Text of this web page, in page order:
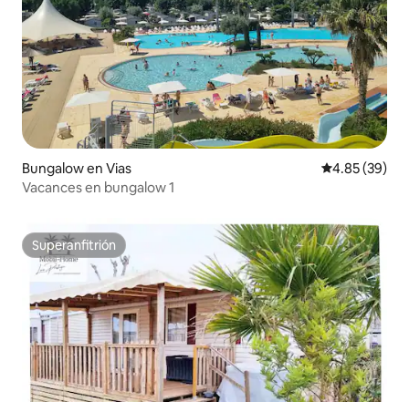
Bungalow en Vias Calificación
4.85 (39)
Vacances en bungalow 1
Superanfitrión
Superanfitrión